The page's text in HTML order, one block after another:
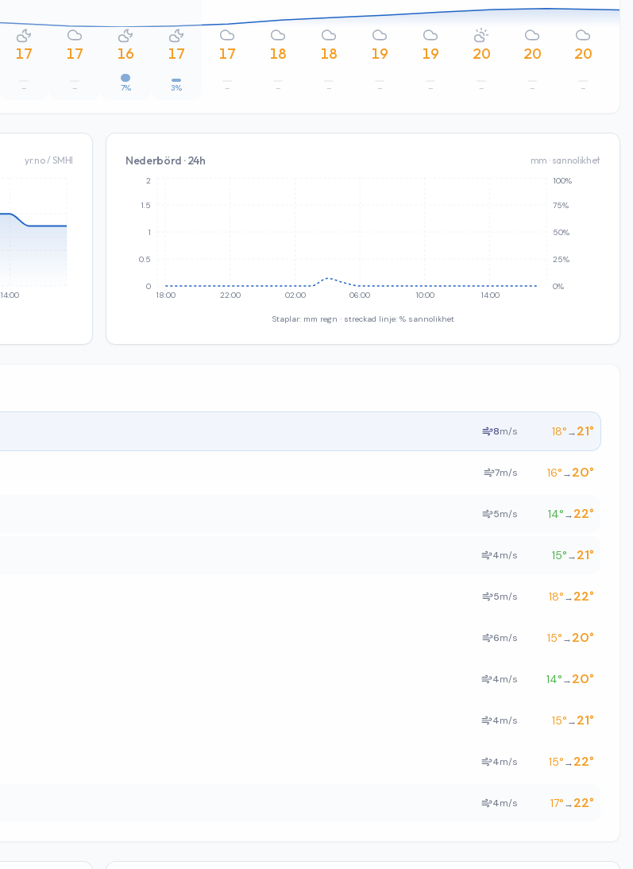
17
–
17
–
16
7%
17
3%
17
–
18
–
18
–
19
–
19
–
20
–
20
–
20
–
yr.no / SMHI
14:00
Nederbörd · 24h mm · sannolikhet
18:00 22:00 02:00 06:00 10:00 14:00
0
0.5
1
1.5
2
0%
25%
50%
75%
100%
Staplar: mm regn · streckad linje: % sannolikhet
8m/s 18°→21°
7m/s 16°→20°
5m/s 14°→22°
4m/s 15°→21°
5m/s 18°→22°
6m/s 15°→20°
4m/s 14°→20°
4m/s 15°→21°
4m/s 15°→22°
4m/s 17°→22°